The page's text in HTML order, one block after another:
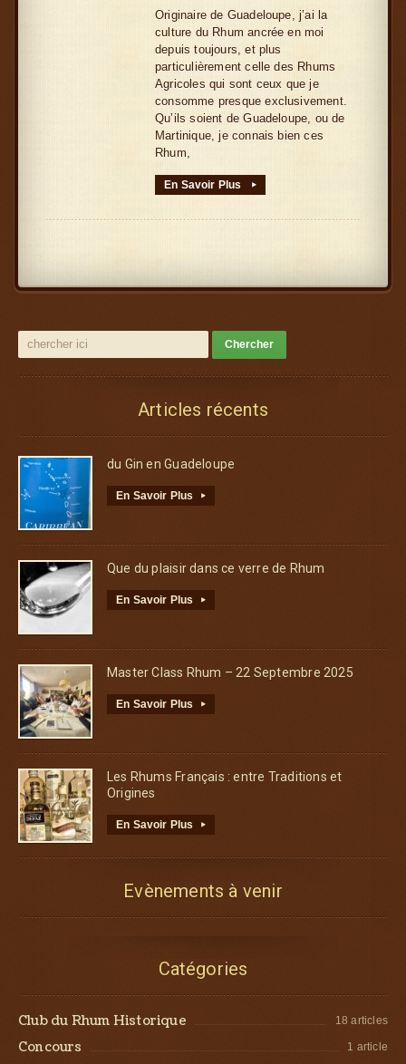
Originaire de Guadeloupe, j’ai la
culture du Rhum ancrée en moi
depuis toujours, et plus
particulièrement celle des Rhums
Agricoles qui sont ceux que je
consomme presque exclusivement.
Qu’ils soient de Guadeloupe, ou de
Martinique, je connais bien ces
Rhum,
En Savoir Plus ▸
Articles récents
du Gin en Guadeloupe
En Savoir Plus ▸
Que du plaisir dans ce verre de Rhum
En Savoir Plus ▸
Master Class Rhum – 22 Septembre 2025
En Savoir Plus ▸
Les Rhums Français : entre Traditions et
Origines
En Savoir Plus ▸
Evènements à venir
Catégories
18 articles
Club du Rhum Historique
1 article
Concours